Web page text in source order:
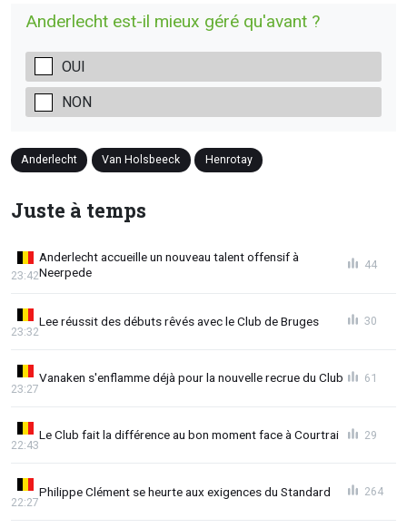
Anderlecht est-il mieux géré qu'avant ?
OUI
NON
Anderlecht Van Holsbeeck Henrotay
Juste à temps
Anderlecht accueille un nouveau talent offensif à
Neerpede
23:42
44
Lee réussit des débuts rêvés avec le Club de Bruges
23:32
30
Vanaken s'enflamme déjà pour la nouvelle recrue du Club
23:27
61
Le Club fait la différence au bon moment face à Courtrai
22:43
29
Philippe Clément se heurte aux exigences du Standard
22:27
264